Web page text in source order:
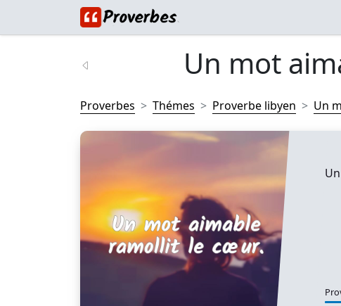
Un mot
Proverbes Thémes Proverbe libyen Un